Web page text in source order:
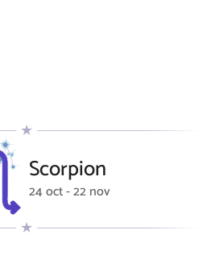
Scorpion
24 oct - 22 nov